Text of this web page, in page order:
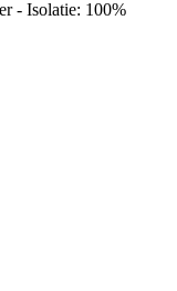
- Isolatie: 100%